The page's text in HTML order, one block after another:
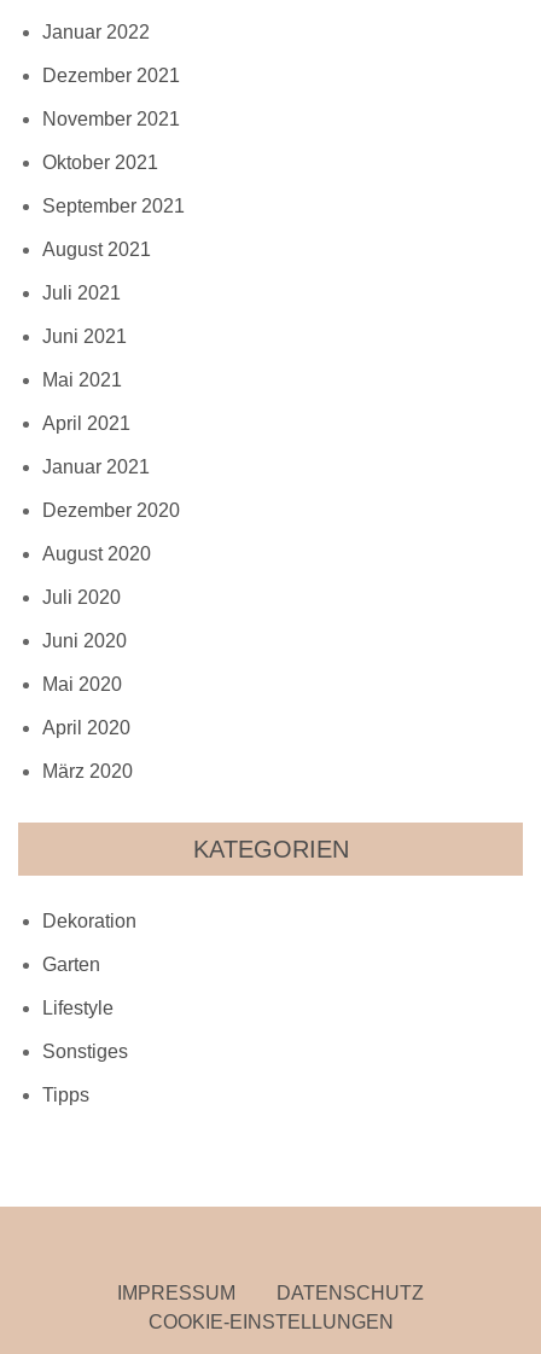
Januar 2022
Dezember 2021
November 2021
Oktober 2021
September 2021
August 2021
Juli 2021
Juni 2021
Mai 2021
April 2021
Januar 2021
Dezember 2020
August 2020
Juli 2020
Juni 2020
Mai 2020
April 2020
März 2020
KATEGORIEN
Dekoration
Garten
Lifestyle
Sonstiges
Tipps
IMPRESSUM
DATENSCHUTZ
COOKIE-EINSTELLUNGEN